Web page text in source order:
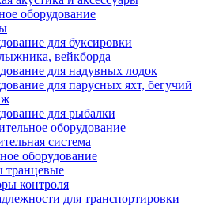
оборудование
для буксировки
вейкборда
для надувных лодок
для парусных яхт, бегучий
для рыбалки
оборудование
система
оборудование
транцевые
контроля
для транспортировки